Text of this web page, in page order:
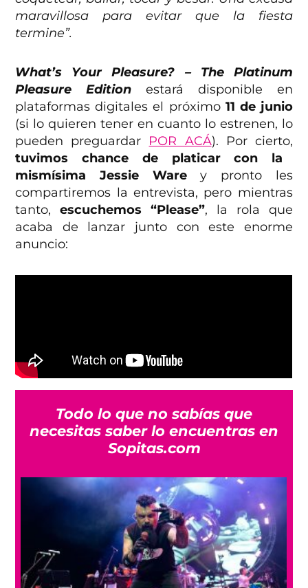
maravillosa para evitar que la fiesta
termine”.
What’s Your Pleasure? – The Platinum
Pleasure Edition
estará disponible en
plataformas digitales el próximo 11 de junio
(si lo quieren tener en cuanto lo estrenen, lo
pueden preguardar POR ACÁ). Por cierto,
tuvimos chance de platicar con la
mismísima Jessie Warey pronto les
compartiremos la entrevista, pero mientras
tanto,escuchemos “Please”, la rola que
acaba de lanzar junto con este enorme
anuncio:
Todo lo que no sabías que
necesitas saber lo encuentras en
Sopitas.com